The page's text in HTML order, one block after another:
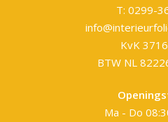
T: 0299-
KvK
BTW NL
Ma - Do